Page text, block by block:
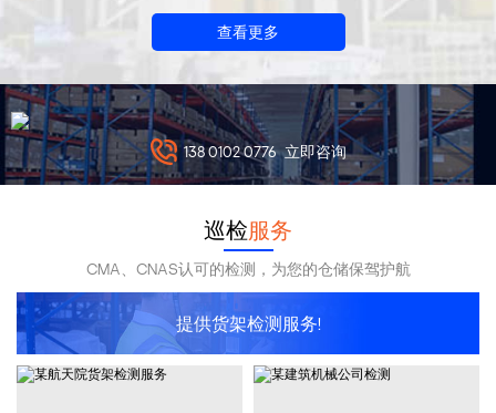
查看更多
138 0102 0776 立即咨询
巡检服务
CMA、CNAS认可的检测，为您的仓储保驾护航
提供货架检测服务!